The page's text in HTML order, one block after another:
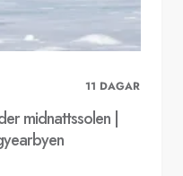
11 DAGAR
midnattssolen |